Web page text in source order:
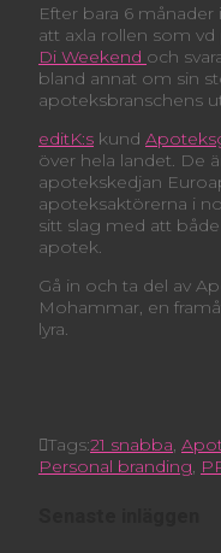
Efter bara 6
att axla rollen som
Di Weekend och
bland annat om sin
apoteksbranschens
editK:s kund
över hela landet. De
apotekskedjan
apoteksaktörerna i
sitt slag med att
apotek.
Gå in och ta del av
Mohammar, en
lyra.
Tags:21 snabba
Personal branding